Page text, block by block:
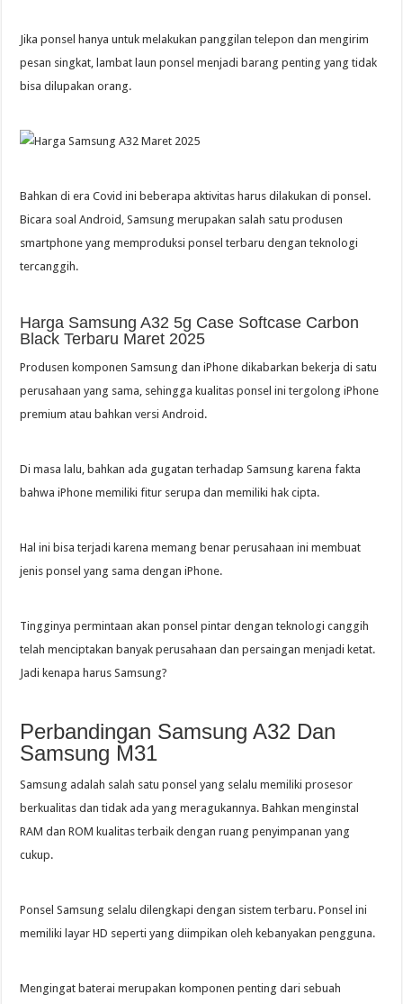
Jika ponsel hanya untuk melakukan panggilan telepon dan mengirim
pesan singkat, lambat laun ponsel menjadi barang penting yang tidak
bisa dilupakan orang.
Bahkan di era Covid ini beberapa aktivitas harus dilakukan di ponsel.
Bicara soal Android, Samsung merupakan salah satu produsen
smartphone yang memproduksi ponsel terbaru dengan teknologi
tercanggih.
Harga Samsung A32 5g Case Softcase Carbon
Black Terbaru Maret 2025
Produsen komponen Samsung dan iPhone dikabarkan bekerja di satu
perusahaan yang sama, sehingga kualitas ponsel ini tergolong iPhone
premium atau bahkan versi Android.
Di masa lalu, bahkan ada gugatan terhadap Samsung karena fakta
bahwa iPhone memiliki fitur serupa dan memiliki hak cipta.
Hal ini bisa terjadi karena memang benar perusahaan ini membuat
jenis ponsel yang sama dengan iPhone.
Tingginya permintaan akan ponsel pintar dengan teknologi canggih
telah menciptakan banyak perusahaan dan persaingan menjadi ketat.
Jadi kenapa harus Samsung?
Perbandingan Samsung A32 Dan
Samsung M31
Samsung adalah salah satu ponsel yang selalu memiliki prosesor
berkualitas dan tidak ada yang meragukannya. Bahkan menginstal
RAM dan ROM kualitas terbaik dengan ruang penyimpanan yang
cukup.
Ponsel Samsung selalu dilengkapi dengan sistem terbaru. Ponsel ini
memiliki layar HD seperti yang diimpikan oleh kebanyakan pengguna.
Mengingat baterai merupakan komponen penting dari sebuah